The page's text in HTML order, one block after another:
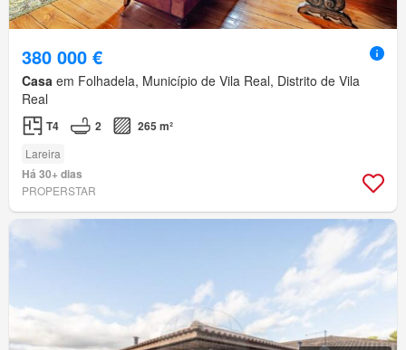
380 000 €
Casa em Folhadela, Município de Vila Real, Distrito de Vila
Real
T4 2 265 m²
Lareira
Há 30+ dias
PROPERSTAR